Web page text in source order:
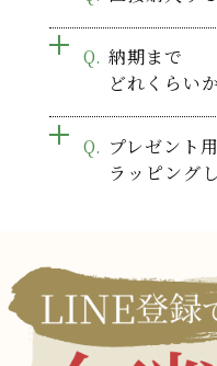
納期まで
どれくらい
プレゼント
ラッピング